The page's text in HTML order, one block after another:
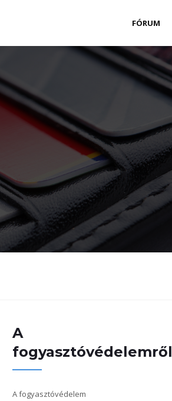
FÓRUM
A
fogyasztóvédelemről
A fogyasztóvédelem